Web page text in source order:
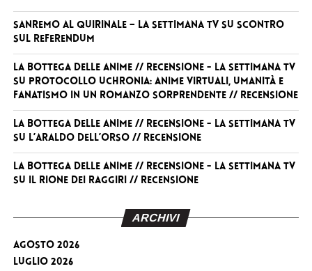
Sanremo al Quirinale – La Settimana TVsu Scontro
sul referendum
La Bottega delle Anime // RECENSIONE - La Settimana TV
su Protocollo Uchronia: anime virtuali, umanità e
fanatismo in un romanzo sorprendente // RECENSIONE
La Bottega delle Anime // RECENSIONE - La Settimana TV
su L’Araldo dell’Orso // RECENSIONE
La Bottega delle Anime // RECENSIONE - La Settimana TV
su Il Rione dei Raggiri // RECENSIONE
ARCHIVI
Agosto 2026
Luglio 2026